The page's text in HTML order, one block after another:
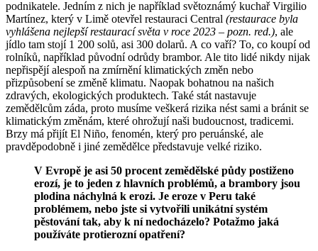
podnikatele. Jedním z nich je například světoznámý kuchař Virgilio
Martínez, který v Limě otevřel restauraci Central (restaurace byla
vyhlášena nejlepší restaurací světa v roce 2023 – pozn. red.), ale
jídlo tam stojí 1 200 solů, asi 300 dolarů. A co vaří? To, co koupí od
rolníků, například původní odrůdy brambor. Ale tito lidé nikdy nijak
nepřispějí alespoň na zmírnění klimatických změn nebo
přizpůsobení se změně klimatu. Naopak bohatnou na našich
zdravých, ekologických produktech. Také stát nastavuje
zemědělcům záda, proto musíme veškerá rizika nést sami a bránit se
klimatickým změnám, které ohrožují naši budoucnost, tradicemi.
Brzy má přijít El Niño, fenomén, který pro peruánské, ale
pravděpodobně i jiné zemědělce představuje velké riziko.
V Evropě je asi 50 procent zemědělské půdy postiženo
erozí, je to jeden z hlavních problémů, a brambory jsou
plodina náchylná k erozi. Je eroze v Peru také
problémem, nebo jste si vytvořili unikátní systém
pěstování tak, aby k ní nedocházelo? Potažmo jaká
používáte protierozní opatření?